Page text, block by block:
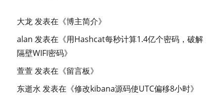
大龙发表在《博主简介》
alan 发表在《用Hashcat每秒计算1.4亿个密码，破解
隔壁WIFI密码》
萱萱发表在《留言板》
东逝水 发表在《修改kibana源码使UTC偏移8小时》